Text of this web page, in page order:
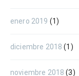
enero 2019 (1)
diciembre 2018 (1)
noviembre 2018 (3)